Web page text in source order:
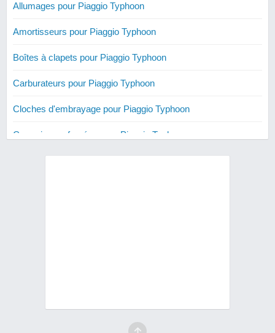
Allumages pour Piaggio Typhoon
Amortisseurs pour Piaggio Typhoon
Boîtes à clapets pour Piaggio Typhoon
Carburateurs pour Piaggio Typhoon
Cloches d'embrayage pour Piaggio Typhoon
Courroies renforcées pour Piaggio Typhoon